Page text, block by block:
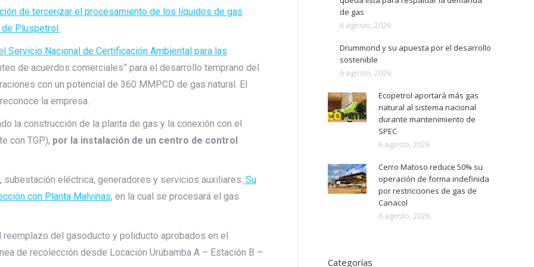
de tercerizar el procesamiento de los líquidos de gas
Pluspetrol.
Servicio Nacional de Certificación Ambiental para las
de acuerdos comerciales” para el desarrollo temprano del
con un potencial de 360 MMPCD de gas natural. El
la empresa.
la construcción de la planta de gas y la conexión con el
con TGP), por la instalación de un centro de control
eléctrica, generadores y servicios auxiliares. Su
con Planta Malvinas, en la cual se procesará el gas
del gasoducto y poliducto aprobados en el
de recolección desde Locación Urubamba A – Estación B –
de gas
6 agosto, 2026
Drummond y su apuesta por el desarrollo
sostenible
6 agosto, 2026
Ecopetrol aportará más gas
natural al sistema nacional
durante mantenimiento de
SPEC
6 agosto, 2026
Cerro Matoso reduce 50% su
operación de forma indefinida
por restricciones de gas de
Canacol
6 agosto, 2026
Categorías